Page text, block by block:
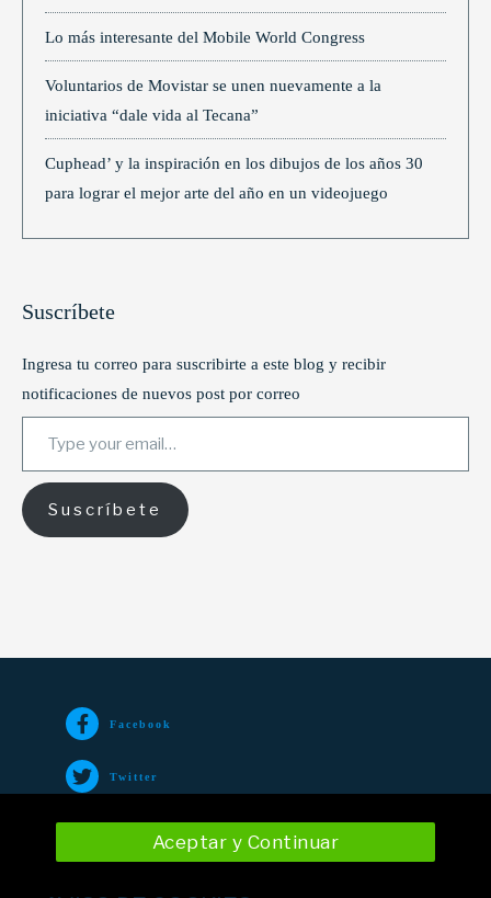
Lo más interesante del Mobile World Congress
Voluntarios de Movistar se unen nuevamente a la
iniciativa “dale vida al Tecana”
Cuphead’ y la inspiración en los dibujos de los años 30
para lograr el mejor arte del año en un videojuego
Suscríbete
Ingresa tu correo para suscribirte a este blog y recibir
notificaciones de nuevos post por correo
Type your email…
Suscríbete
Facebook
Twitter
Aceptar y Continuar